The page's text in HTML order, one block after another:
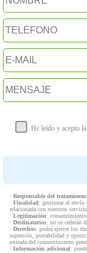
He leído y acepto la
· Responsable del tratamiento
· Finalidad: gestionar el envío
relacionada con nuestros
· Legitimación: consentimiento
· Destinatarios: no se cederán
· Derechos: podrá ejercer los
supresión, portabilidad y
retirada del consentimiento
· Información adicional: